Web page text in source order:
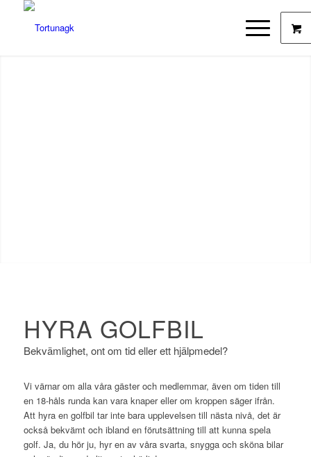
HYRA GOLFBIL
Bekvämlighet, ont om tid eller ett hjälpmedel?
Vi värnar om alla våra gäster och medlemmar, även om tiden till
en 18-håls runda kan vara knaper eller om kroppen säger ifrån.
Att hyra en golfbil tar inte bara upplevelsen till nästa nivå, det är
också bekvämt och ibland en förutsättning till att kunna spela
golf. Ja, du hör ju, hyr en av våra svarta, snygga och sköna bilar